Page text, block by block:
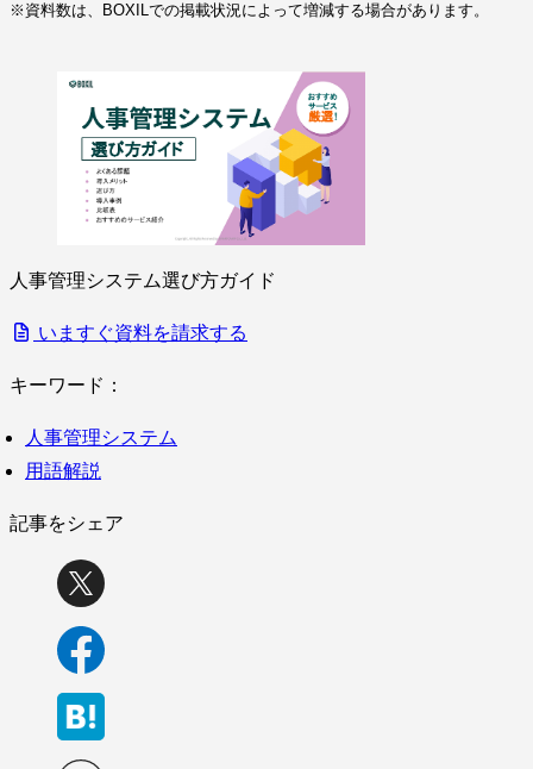
※資料数は、BOXILでの掲載状況によって増減する場合があります。
人事管理システム選び方ガイド
いますぐ資料を請求する
キーワード：
人事管理システム
用語解説
記事をシェア